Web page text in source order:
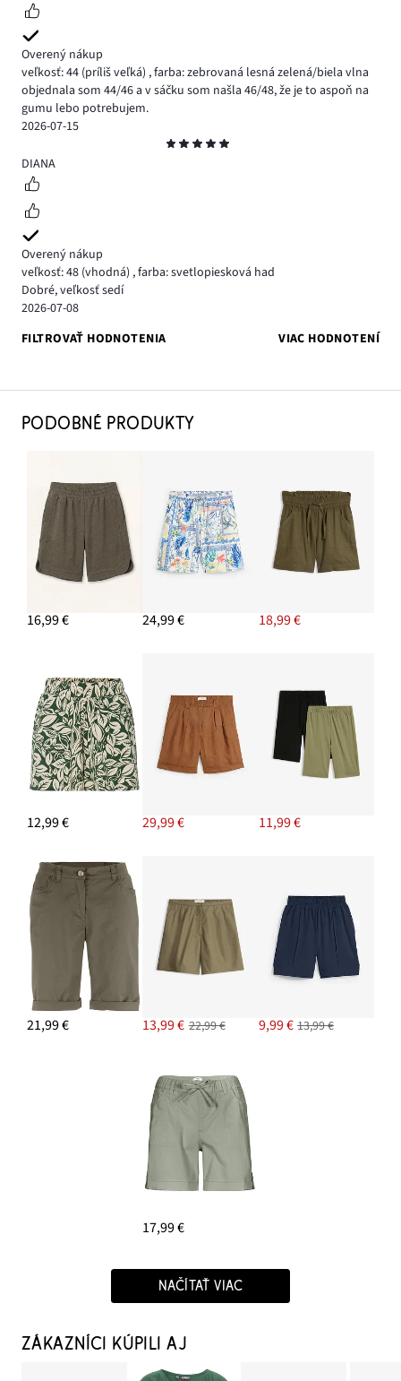
Overený nákup
veľkosť: 44 (príliš veľká) ,farba: zebrovaná lesná zelená/biela vlna
objednala som 44/46 a v sáčku som našla 46/48, že je to aspoň na
gumu lebo potrebujem.
2026-07-15
5
DIANA
Overený nákup
veľkosť: 48 (vhodná) ,farba: svetlopiesková had
Dobré, veľkosť sedí
2026-07-08
FILTROVAŤ HODNOTENIA
VIAC HODNOTENÍ
PODOBNÉ PRODUKTY
16,99 € 24,99 € 18,99 €
12,99 € 29,99 € 11,99 €
21,99 € 13,99 € 22,99 € 9,99 € 13,99 €
17,99 €
NAČÍTAŤ VIAC
ZÁKAZNÍCI KÚPILI AJ